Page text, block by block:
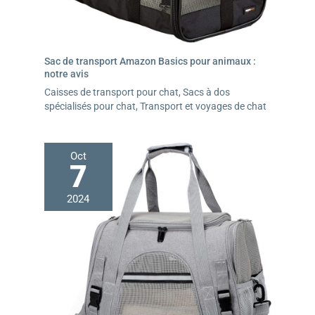
Sac de transport Amazon Basics pour animaux :
notre avis
Caisses de transport pour chat, Sacs à dos
spécialisés pour chat, Transport et voyages de chat
Oct
7
2024